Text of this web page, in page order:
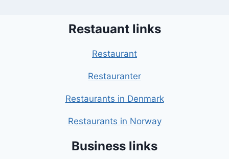
Restauant links
Restaurant
Restauranter
Restaurants in Denmark
Restaurants in Norway
Business links